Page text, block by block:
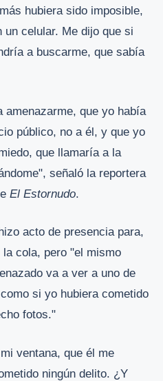
hubiera sido imposible,
celular. Me dijo que si
a buscarme, que sabía
amenazarme, que yo había
público, no a él, y que yo
que llamaría a la
señaló la reportera
El Estornudo.
acto de presencia para,
cola, pero "el mismo
va a ver a uno de
si yo hubiera cometido
fotos."
ventana, que él me
ningún delito. ¿Y